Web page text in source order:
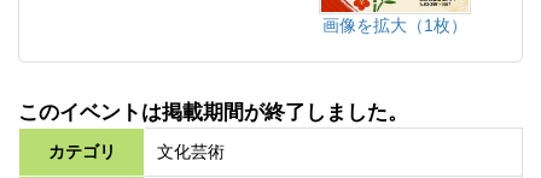
画像を拡大（1枚）
このイベントは掲載期間が終了しました。
カテゴリ 文化芸術